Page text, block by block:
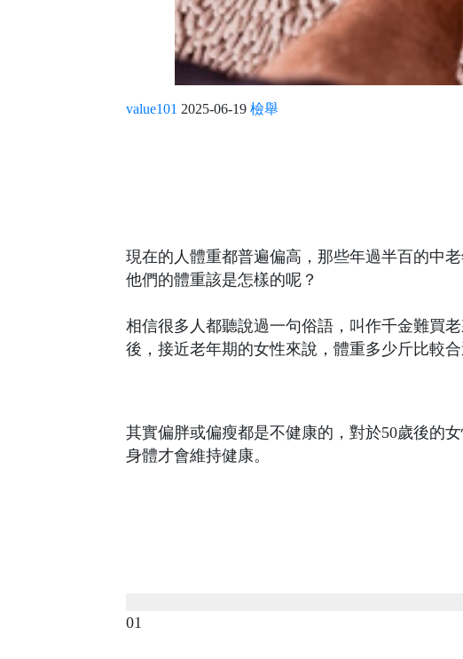
value101 2025-06-19 檢舉
現在的人體重都普遍偏高，那些年過半百的中
他們的體重該是怎樣的呢？
相信很多人都聽說過一句俗語，叫作千金難買
後，接近老年期的女性來說，體重多少斤比較合
其實偏胖或偏瘦都是不健康的，對於50歲後的
身體才會維持健康。
01